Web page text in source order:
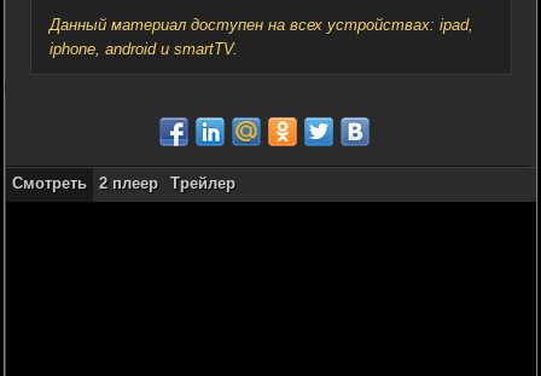
Данный материал доступен на всех устройствах: ipad,
iphone, android и smartTV.
Смотреть 2 плеер Трейлер